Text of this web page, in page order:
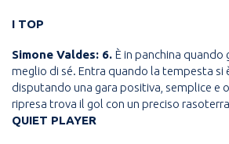
I TOP
Simone Valdes: 6. È in panchina quando
meglio di sé. Entra quando la tempesta si
disputando una gara positiva, semplice e
ripresa trova il gol con un preciso
QUIET PLAYER